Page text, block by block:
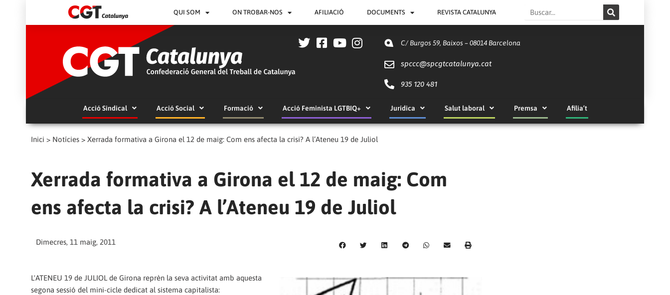
QUI SOM ON TROBAR-NOS AFILIACIÓ DOCUMENTS REVISTA CATALUNYA Search
C/ Burgos 59, Baixos – 08014 Barcelona
spccc@spcgtcatalunya.cat
935 120 481
Acció Sindical Acció Social Formació Acció Feminista LGTBIQ+ Jurídica Salut laboral Premsa Afilia’t
Inici > Notícies > Xerrada formativa a Girona el 12 de maig: Com ens afecta la crisi? A l’Ateneu 19 de Juliol
Xerrada formativa a Girona el 12 de maig: Com
ens afecta la crisi? A l’Ateneu 19 de Juliol
Dimecres, 11 maig, 2011
L'ATENEU 19 de JULIOL de Girona reprèn la seva activitat amb aquesta
segona sessió del mini-cicle dedicat al sistema capitalista: